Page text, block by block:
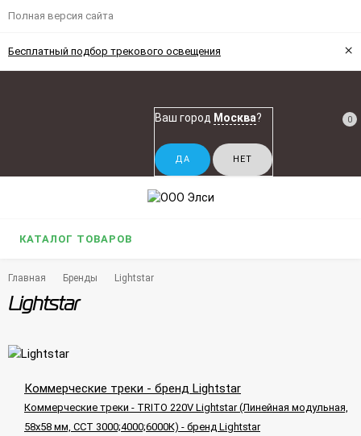
Полная версия сайта
Бесплатный подбор трекового освещения ×
Ваш город Москва? 0
КАТАЛОГ ТОВАРОВ
Главная Бренды Lightstar
Lightstar
Коммерческие треки - бренд Lightstar
Коммерческие треки - TRITO 220V Lightstar (Линейная модульная,
58x58 мм, CCT 3000;4000;6000К) - бренд Lightstar